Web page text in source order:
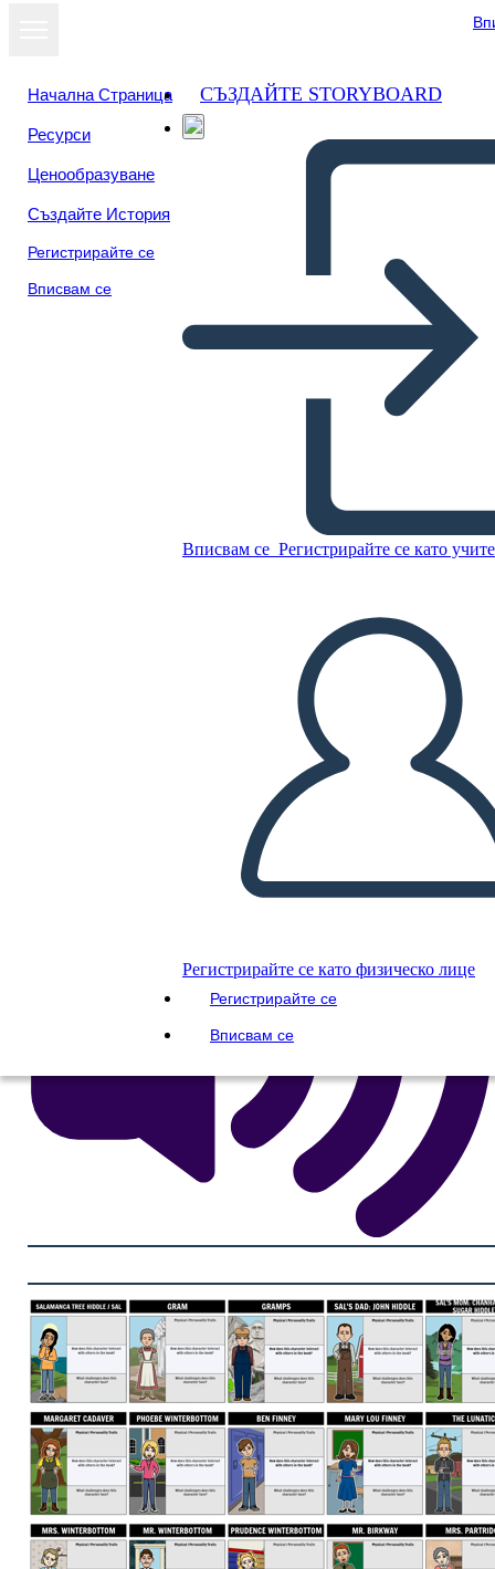
Начална Страница
Ресурси
Ценообразуване
Създайте История
Регистрирайте се
Вписвам се
СЪЗДАЙТЕ STORYBOARD
Вписвам се Регистрирайте се като
Регистрирайте се като физическо лице
Регистрирайте се
Вписвам се
Personaggi di Walk Two
Копирайте този Storyboard
СЪЗДАЙТЕ СЦЕНАРИЙ
ПУСКАНЕ НА СЛАЙДШОУ
ЧЕТИ МИ
Преглед като
слайдшоу